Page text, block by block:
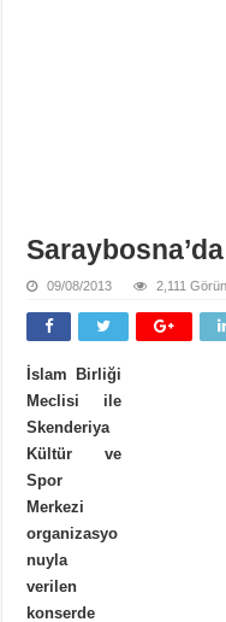
09/08/2013 2,111
İslam Birliği
Meclisi ile
Skenderiya
Kültür ve
Spor
Merkezi
organizasyo
nuyla
verilen
konserde